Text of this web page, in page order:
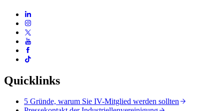
Quicklinks
5 Gründe, warum Sie IV-Mitglied werden sollten